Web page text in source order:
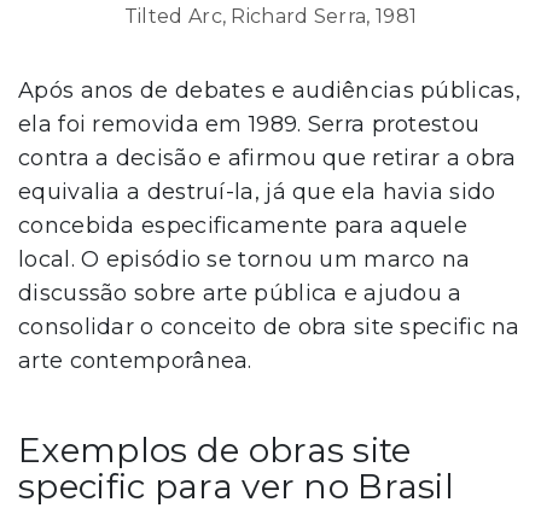
Tilted Arc, Richard Serra, 1981
Após anos de debates e audiências públicas,
ela foi removida em 1989. Serra protestou
contra a decisão e afirmou que retirar a obra
equivalia a destruí-la, já que ela havia sido
concebida especificamente para aquele
local. O episódio se tornou um marco na
discussão sobre arte pública e ajudou a
consolidar o conceito de obra site specific na
arte contemporânea.
Exemplos de obras site
specific para ver no Brasil